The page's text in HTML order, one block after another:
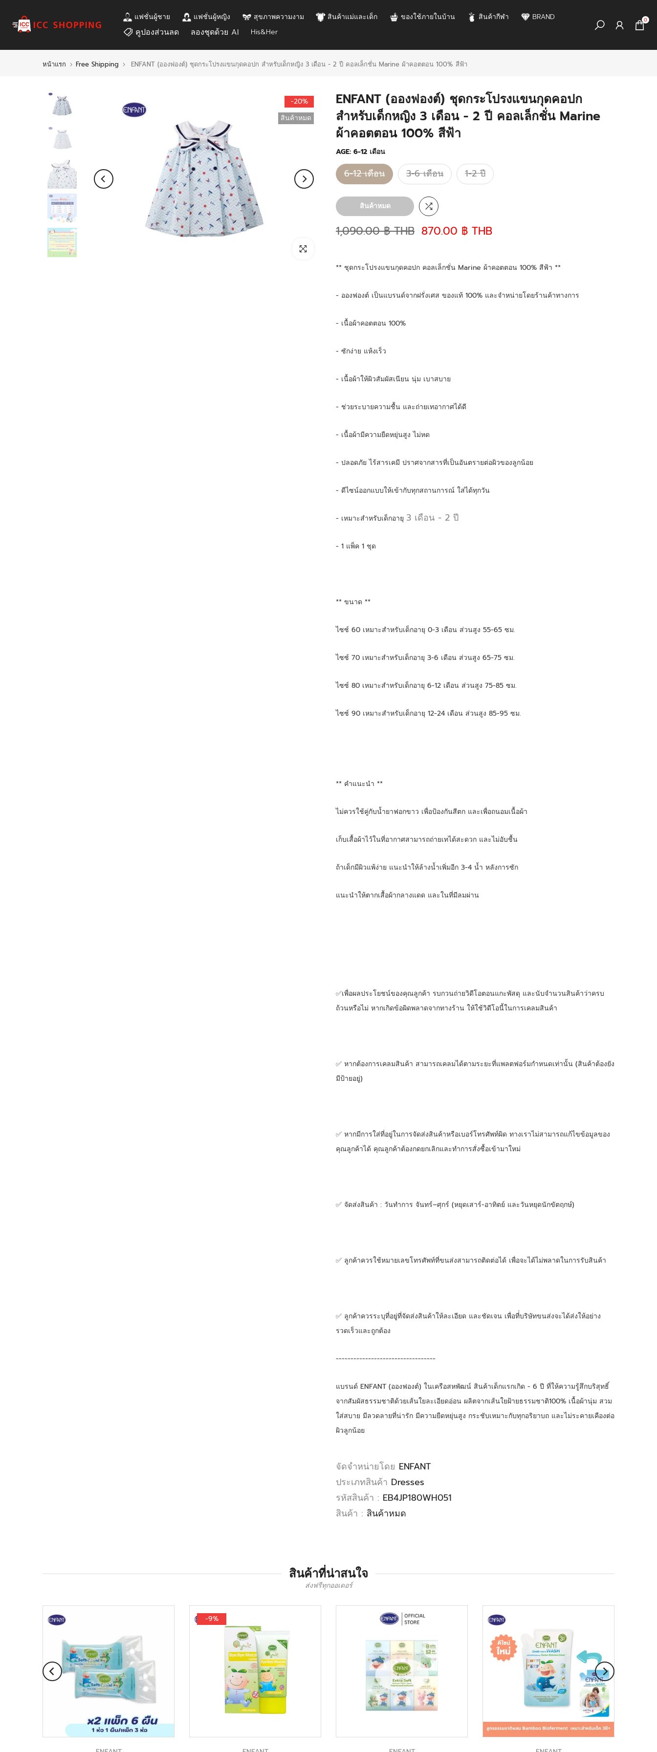
ไป
เนื้อหา
แฟชั่นผู้ชาย แฟชั่นผู้หญิง สุขภาพความงาม สินค้าแม่และเด็ก ของใช้ภายในบ้าน สินค้ากีฬา BRAND
คูปองส่วนลด ลองชุดด้วย AI His&Her
0
หน้าแรก Free Shipping ENFANT (อองฟองต์) ชุดกระโปรงแขนกุดคอปก สำหรับเด็กหญิง 3 เดือน - 2 ปี คอลเล็กชั่น Marine ผ้าคอตตอน 100% สีฟ้า
-20%
สินค้าหมด
คลิกเพื่อขยาย
ENFANT (อองฟองต์) ชุดกระโปรงแขนกุดคอปก
สำหรับเด็กหญิง 3 เดือน - 2 ปี คอลเล็กชั่น Marine
ผ้าคอตตอน 100% สีฟ้า
AGE: 6-12 เดือน
6-12 เดือน 3-6 เดือน 1-2 ปี
สินค้าหมด
1,090.00 ฿ THB 870.00 ฿ THB
** ชุดกระโปรงแขนกุดคอปก คอลเล็กชั่น Marine ผ้าคอตตอน 100% สีฟ้า **
- อองฟองต์ เป็นแบรนด์จากฝรั่งเศส ของแท้ 100% และจำหน่ายโดยร้านค้าทางการ
- เนื้อผ้าคอตตอน 100%
- ซักง่าย แห้งเร็ว
- เนื้อผ้าให้ผิวสัมผัสเนียน นุ่ม เบาสบาย
- ช่วยระบายความชื้น และถ่ายเทอากาศได้ดี
- เนื้อผ้ามีความยืดหยุ่นสูง ไม่หด
- ปลอดภัย ไร้สารเคมี ปราศจากสารที่เป็นอันตรายต่อผิวของลูกน้อย
- ดีไซน์ออกแบบให้เข้ากับทุกสถานการณ์ ใส่ได้ทุกวัน
- เหมาะสำหรับเด็กอายุ 3 เดือน - 2 ปี
- 1 แพ็ค 1 ชุด
** ขนาด **
ไซซ์ 60 เหมาะสำหรับเด็กอายุ 0-3 เดือน ส่วนสูง 55-65 ซม.
ไซซ์ 70 เหมาะสำหรับเด็กอายุ 3-6 เดือน ส่วนสูง 65-75 ซม.
ไซซ์ 80 เหมาะสำหรับเด็กอายุ 6-12 เดือน ส่วนสูง 75-85 ซม.
ไซซ์ 90 เหมาะสำหรับเด็กอายุ 12-24 เดือน ส่วนสูง 85-95 ซม.
** คำแนะนำ **
ไม่ควรใช้คู่กับน้ำยาฟอกขาว เพื่อป้องกันสีตก และเพื่อถนอมเนื้อผ้า
เก็บเสื้อผ้าไว้ในที่อากาศสามารถถ่ายเทได้สะดวก และไม่อับชื้น
ถ้าเด็กมีผิวแพ้ง่าย แนะนำให้ล้างน้ำเพิ่มอีก 3-4 น้ำ หลังการซัก
แนะนำให้ตากเสื้อผ้ากลางแดด และในที่มีลมผ่าน
✅เพื่อผลประโยชน์ของคุณลูกค้า รบกวนถ่ายวิดีโอตอนแกะพัสดุ และนับจำนวนสินค้าว่าครบ
ถ้วนหรือไม่ หากเกิดข้อผิดพลาดจากทางร้าน ให้ใช้วิดีโอนี้ในการเคลมสินค้า
✅ หากต้องการเคลมสินค้า สามารถเคลมได้ตามระยะที่แพลตฟอร์มกำหนดเท่านั้น (สินค้าต้องยัง
มีป้ายอยู่)
✅ หากมีการใส่ที่อยู่ในการจัดส่งสินค้าหรือเบอร์โทรศัพท์ผิด ทางเราไม่สามารถแก้ไขข้อมูลของ
คุณลูกค้าได้ คุณลูกค้าต้องกดยกเลิกและทำการสั่งซื้อเข้ามาใหม่
✅ จัดส่งสินค้า : วันทำการ จันทร์–ศุกร์ (หยุดเสาร์-อาทิตย์ และวันหยุดนักขัตฤกษ์)
✅ ลูกค้าควรใช้หมายเลขโทรศัพท์ที่ขนส่งสามารถติดต่อได้ เพื่อจะได้ไม่พลาดในการรับสินค้า
✅ ลูกค้าควรระบุที่อยู่ที่จัดส่งสินค้าให้ละเอียด และชัดเจน เพื่อที่่บริษัทขนส่งจะได้ส่งให้อย่าง
รวดเร็วและถูกต้อง
----------------------------------
แบรนด์ ENFANT (อองฟองต์) ในเครือสหพัฒน์ สินค้าเด็กแรกเกิด - 6 ปี ที่ให้ความรู้สึกบริสุทธิ์
จากสัมผัสธรรมชาติด้วยเส้นใยละเอียดอ่อน ผลิตจากเส้นใยฝ้ายธรรมชาติ100% เนื้อผ้านุ่ม สวม
ใส่สบาย มีลวดลายที่น่ารัก มีความยืดหยุ่นสูง กระชับเหมาะกับทุกอริยาบถ และไม่ระคายเคืองต่อ
ผิวลูกน้อย
จัดจำหน่ายโดย ENFANT
ประเภทสินค้า Dresses
รหัสสินค้า : EB4JP180WH051
สินค้า : สินค้าหมด
สินค้าที่น่าสนใจ
ส่งฟรีทุกออเดอร์
-9%